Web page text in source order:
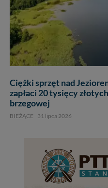
Ciężki sprzęt nad
zapłaci 20 tysięcy
brzegowej
BIEŻĄCE 31 lipca 2026